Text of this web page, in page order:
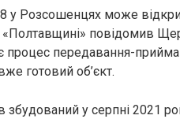
у Розсошенцях може
повідомив
процес передавання-
готовий об’єкт.
у серпні 2021